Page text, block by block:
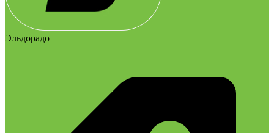
Эльдорадо